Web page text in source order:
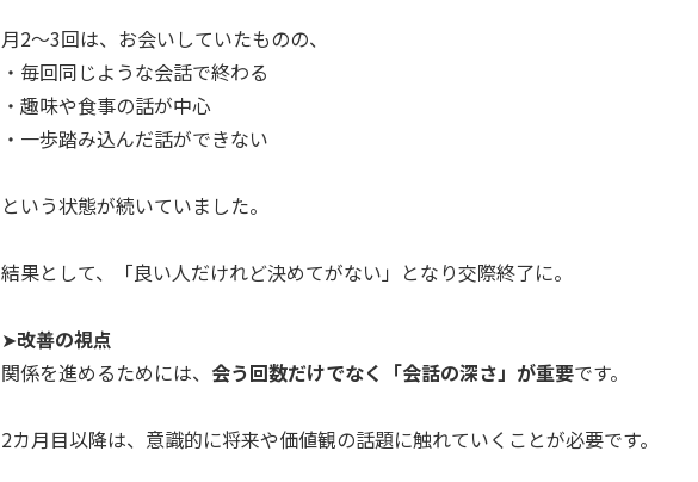
月2～3回は、お会いしていたものの、
・毎回同じような会話で終わる
・趣味や食事の話が中心
・一歩踏み込んだ話ができない
という状態が続いていました。
結果として、「良い人だけれど決めてがない」となり交際終了に。
➤改善の視点
関係を進めるためには、 会う回数だけでなく「会話の深さ」が重要です。
2カ月目以降は、意識的に将来や価値観の話題に触れていくことが必要です。